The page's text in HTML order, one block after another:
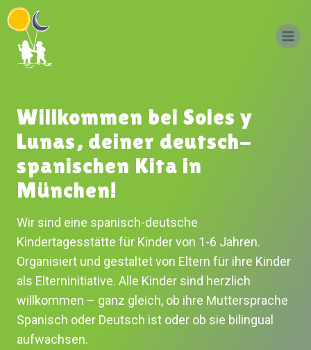
Zum
Inhalt
springen
Willkommen bei Soles y
Lunas, deiner deutsch-
spanischen Kita in
München!
Wir sind eine spanisch-deutsche
Kindertagesstätte für Kinder von 1-6 Jahren.
Organisiert und gestaltet von Eltern für ihre Kinder
als Elterninitiative. Alle Kinder sind herzlich
willkommen – ganz gleich, ob ihre Muttersprache
Spanisch oder Deutsch ist oder ob sie bilingual
aufwachsen.